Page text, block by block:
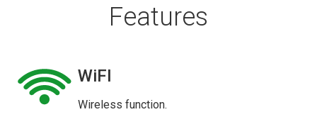
Features
WiFI
Wireless function.